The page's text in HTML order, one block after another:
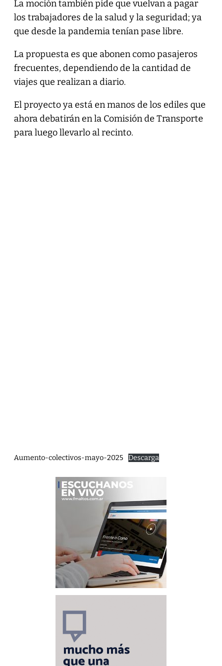
La moción también pide que vuelvan a pagar
los trabajadores de la salud y la seguridad; ya
que desde la pandemia tenían pase libre.
La propuesta es que abonen como pasajeros
frecuentes, dependiendo de la cantidad de
viajes que realizan a diario.
El proyecto ya está en manos de los ediles que
ahora debatirán en la Comisión de Transporte
para luego llevarlo al recinto.
Aumento-colectivos-mayo-2025 Descarga